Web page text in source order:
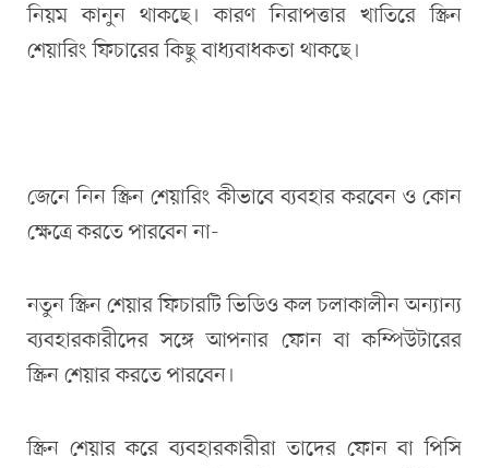
নিয়ম কানুন থাকছে। কারণ নিরাপত্তার খাতিরে স্ক্রিন
শেয়ারিং ফিচারের কিছু বাধ্যবাধকতা থাকছে।
জেনে নিন স্ক্রিন শেয়ারিং কীভাবে ব্যবহার করবেন ও কোন
ক্ষেত্রে করতে পারবেন না-
নতুন স্ক্রিন শেয়ার ফিচারটি ভিডিও কল চলাকালীন অন্যান্য
ব্যবহারকারীদের সঙ্গে আপনার ফোন বা কম্পিউটারের
স্ক্রিন শেয়ার করতে পারবেন।
স্ক্রিন শেয়ার করে ব্যবহারকারীরা তাদের ফোন বা পিসি